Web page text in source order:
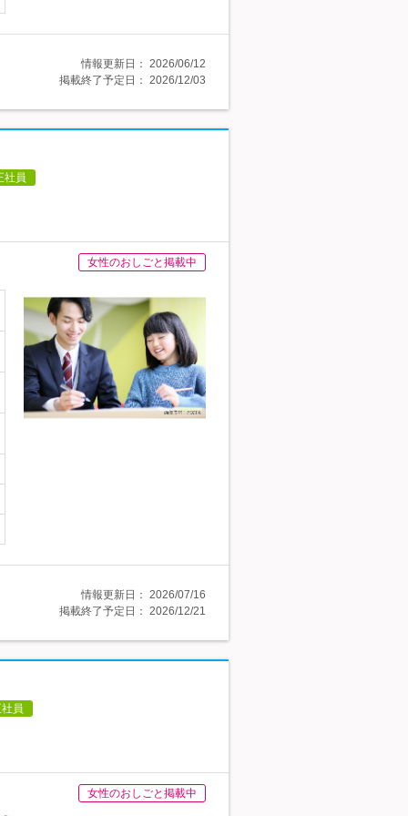
情報更新日： 2026/06/12
掲載終了予定日： 2026/12/03
社員
女性のおしごと掲載中
情報更新日： 2026/07/16
掲載終了予定日： 2026/12/21
員
女性のおしごと掲載中